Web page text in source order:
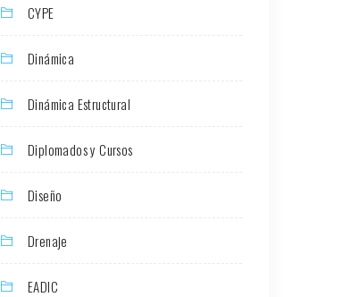
CYPE
Dinámica
Dinámica Estructural
Diplomados y Cursos
Diseño
Drenaje
EADIC